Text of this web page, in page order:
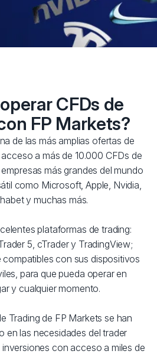
CFDs de
FP Markets?
de las más amplias ofertas de
a más de 10.000 CFDs de
más grandes del mundo
como Microsoft, Apple, Nvidia,
y muchas más.
plataformas de trading:
5, cTrader y TradingView;
con sus dispositivos
para que pueda operar en
y cualquier momento.
Trading de FP Markets se han
en las necesidades del trader
con acceso a miles de